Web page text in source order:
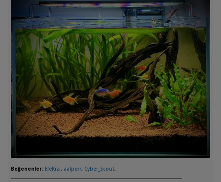
Beğenenler: EfeKizi, aalperr, Cyber_Scout,